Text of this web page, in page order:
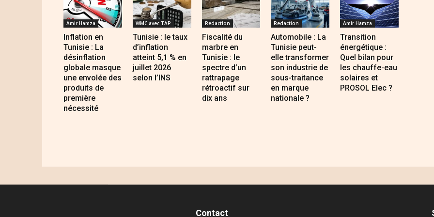
Amir Hamza
Inflation en
Tunisie : La
désinflation
globale masque
une envolée des
produits de
première
nécessité
WMC avec TAP
Tunisie : le taux
d’inflation
atteint 5,1 % en
juillet 2026
selon l’INS
Redaction
Fiscalité du
marbre en
Tunisie : le
spectre d’un
rattrapage
rétroactif sur
dix ans
Redaction
Automobile : La
Tunisie peut-
elle transformer
son industrie de
sous-traitance
en marque
nationale ?
Amir Hamza
Transition
énergétique :
Quel bilan pour
les chauffe-eau
solaires et
PROSOL Elec ?
Contact